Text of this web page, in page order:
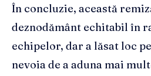
În concluzie, această
deznodământ echitabil în
echipelor, dar a lăsat loc
nevoia de a aduna mai